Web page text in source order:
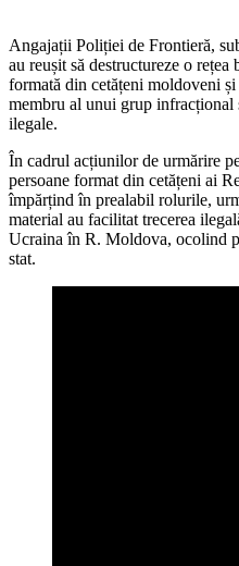
Angajații Poliției de Frontieră,
au reușit să destructureze o
formată din cetățeni moldoveni
membru al unui grup infracțional
ilegale.
În cadrul acțiunilor de urmărire
persoane format din cetățeni ai
împărțind în prealabil rolurile,
material au facilitat trecerea
Ucraina în R. Moldova, ocolind
stat.